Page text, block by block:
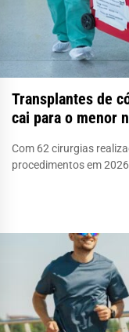
Transplantes de
cai para o menor
Com 62 cirurgias
procedimentos em